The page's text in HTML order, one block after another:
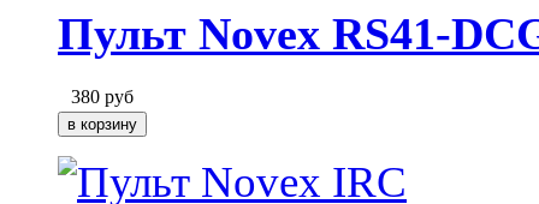
Пульт Novex RS41-
380 руб